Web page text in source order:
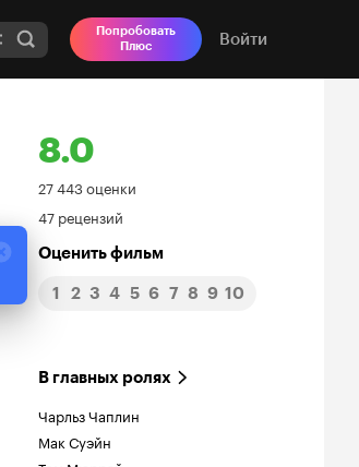
Попробовать
Плюс
Войти
8.0
Рейтинг
Кинопоиска
8.0
27 443 оценки
47 рецензий
Оценить фильм
1 2 3 4 5 6 7 8 9 10
В главных ролях
Чарльз Чаплин
Мак Суэйн